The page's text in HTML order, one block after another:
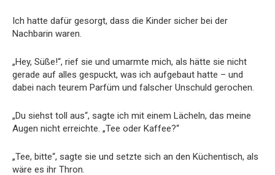
Ich hatte dafür gesorgt, dass die Kinder sicher bei der
Nachbarin waren.
„Hey, Süße!“, rief sie und umarmte mich, als hätte sie nicht
gerade auf alles gespuckt, was ich aufgebaut hatte – und
dabei nach teurem Parfüm und falscher Unschuld gerochen.
„Du siehst toll aus“, sagte ich mit einem Lächeln, das meine
Augen nicht erreichte. „Tee oder Kaffee?“
„Tee, bitte“, sagte sie und setzte sich an den Küchentisch, als
wäre es ihr Thron.